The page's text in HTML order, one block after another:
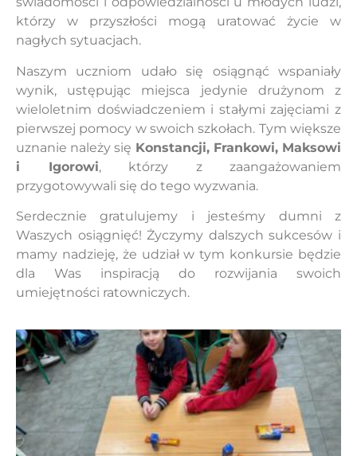
którzy w przyszłości mogą uratować życie w
nagłych sytuacjach.
Naszym uczniom udało się osiągnąć wspaniały
wynik, ustępując miejsca jedynie drużynom z
wieloletnim doświadczeniem i stałymi zajęciami z
pierwszej pomocy w swoich szkołach. Tym większe
uznanie należy się Konstancji, Frankowi, Maksowi
i Igorowi, którzy z zaangażowaniem
przygotowywali się do tego wyzwania.
Serdecznie gratulujemy i jesteśmy dumni z
Waszych osiągnięć! Życzymy dalszych sukcesów i
mamy nadzieję, że udział w tym konkursie będzie
dla Was inspiracją do rozwijania swoich
umiejętności ratowniczych.